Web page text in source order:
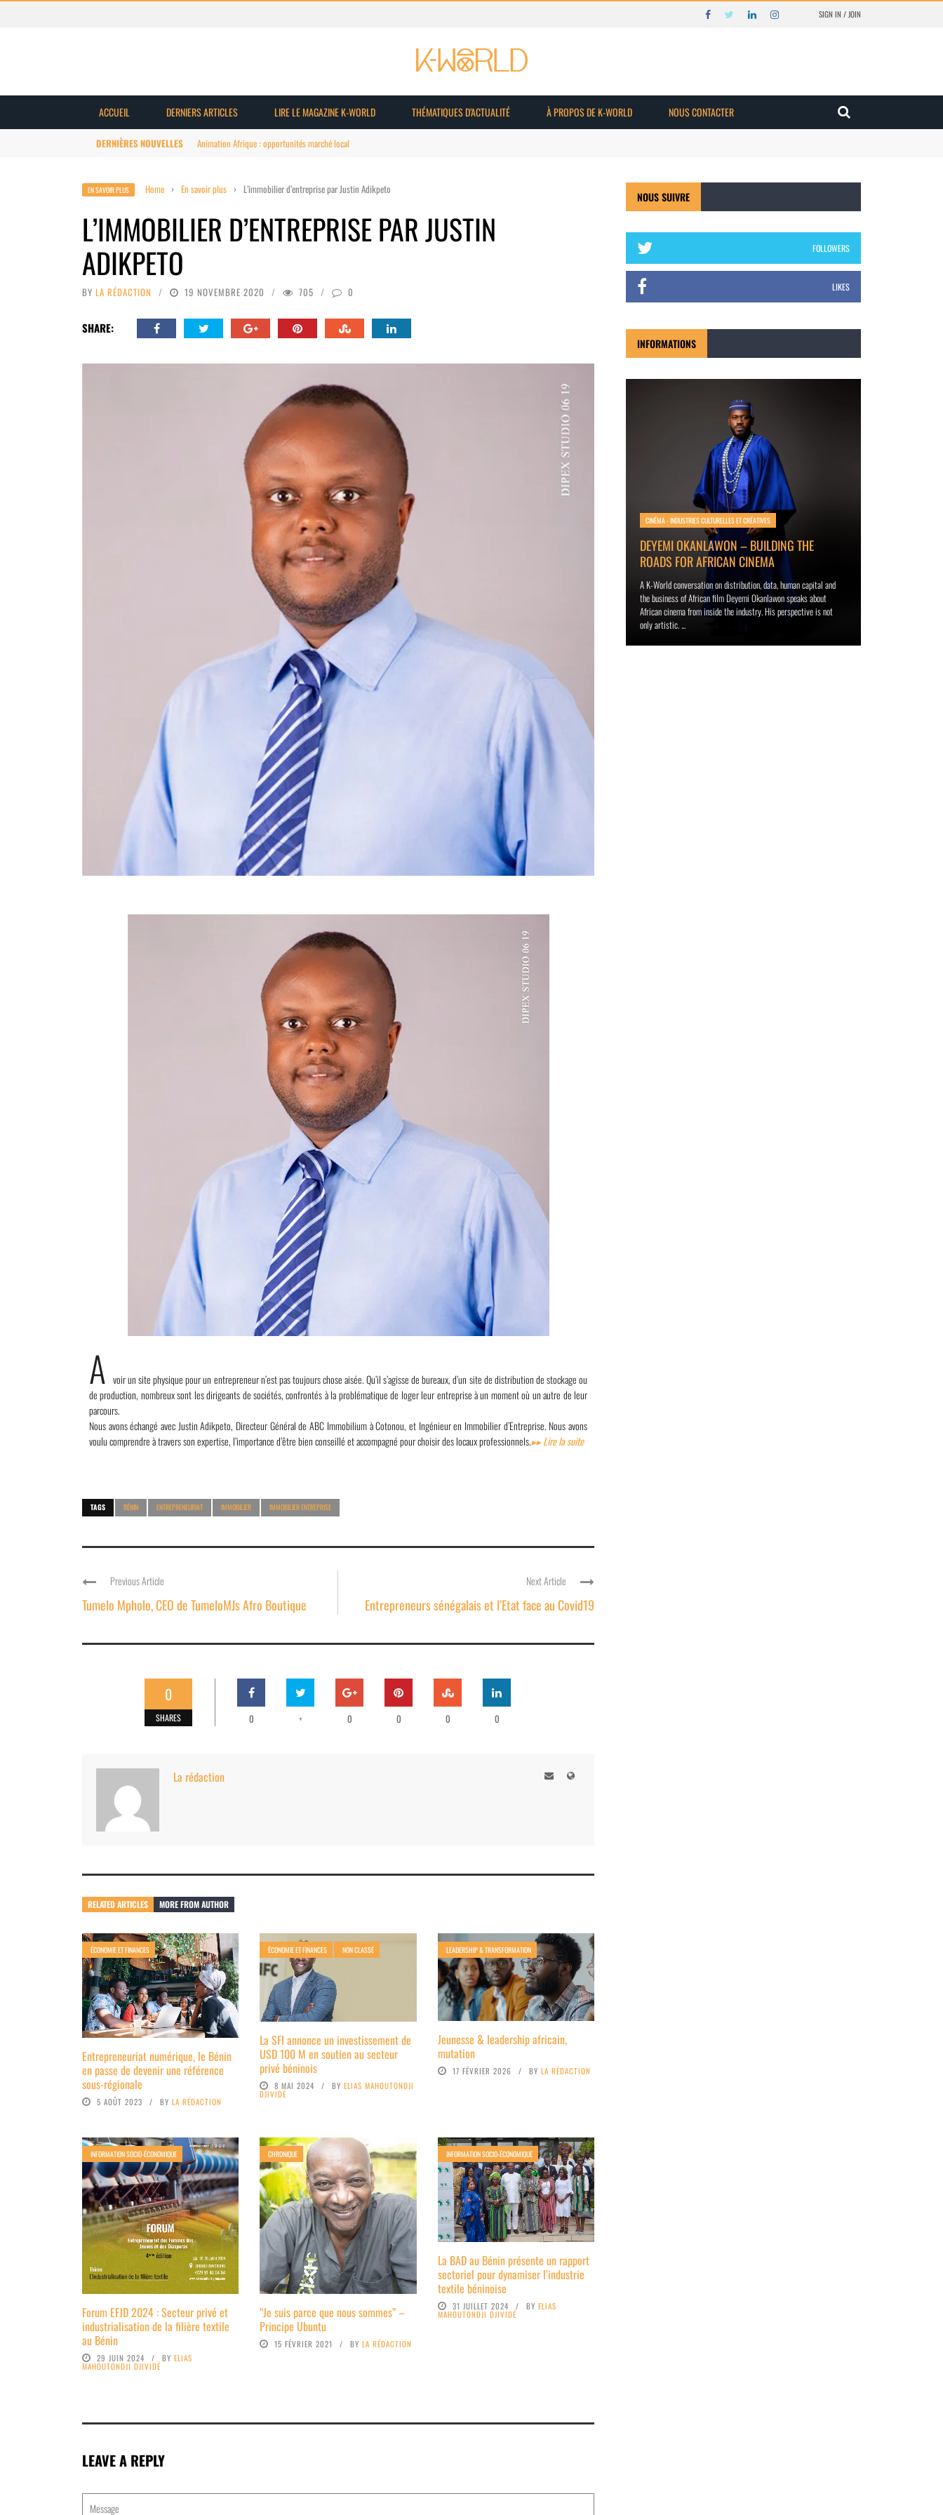
SIGN IN / JOIN
ACCUEIL DERNIERS ARTICLES LIRE LE MAGAZINE K-WORLD THÉMATIQUES D’ACTUALITÉ À PROPOS DE K-WORLD NOUS CONTACTER
DERNIÈRES NOUVELLES Animation Afrique : structuration du marché
EN SAVOIR PLUS Home › En savoir plus › L’immobilier d’entreprise par Justin Adikpeto
L’IMMOBILIER D’ENTREPRISE PAR JUSTIN
ADIKPETO
BY LA RÉDACTION 19 NOVEMBRE 2020 705 0
SHARE:
A voir un site physique pour un entrepreneur n’est pas toujours chose aisée. Qu’il s’agisse de bureaux, d’un site de distribution de stockage ou
de production, nombreux sont les dirigeants de sociétés, confrontés à la problématique de loger leur entreprise à un moment où un autre de leur
parcours.
Nous avons échangé avec Justin Adikpeto, Directeur Général de ABC Immobilium à Cotonou, et Ingénieur en Immobilier d’Entreprise. Nous avons
voulu comprendre à travers son expertise, l’importance d’être bien conseillé et accompagné pour choisir des locaux professionnels.▸▸ Lire la suite
TAGS BÉNIN ENTREPRENEURIAT IMMOBILIER IMMOBILIER ENTREPRISE
Previous Article
Tumelo Mpholo, CEO de TumeloMJs Afro Boutique
Next Article
Entrepreneurs sénégalais et l’Etat face au Covid19
0
SHARES 0 + 0 0 0 0
La rédaction
RELATED ARTICLES MORE FROM AUTHOR
ÉCONOMIE ET FINANCES
Entrepreneuriat numérique, le Bénin
en passe de devenir une référence
sous-régionale
5 AOÛT 2023 BY LA RÉDACTION
ÉCONOMIE ET FINANCES NON CLASSÉ
La SFI annonce un investissement de
USD 100 M en soutien au secteur
privé béninois
8 MAI 2024 BYELIAS MAHOUTONDJI
DJIVIDÉ
LEADERSHIP & TRANSFORMATION
Jeunesse & leadership africain,
mutation
17 FÉVRIER 2026 BY LA RÉDACTION
INFORMATION SOCIO-ÉCONOMIQUE
Forum EFJD 2024 : Secteur privé et
industrialisation de la filière textile
au Bénin
29 JUIN 2024 BY ELIAS
MAHOUTONDJI DJIVIDÉ
CHRONIQUE
“Je suis parce que nous sommes” –
Principe Ubuntu
15 FÉVRIER 2021 BYLA RÉDACTION
INFORMATION SOCIO-ÉCONOMIQUE
La BAD au Bénin présente un rapport
sectoriel pour dynamiser l’industrie
textile béninoise
31 JUILLET 2024 BY ELIAS
MAHOUTONDJI DJIVIDÉ
LEAVE A REPLY
NOUS SUIVRE
FOLLOWERS
LIKES
INFORMATIONS
Un marché de 20 milliards USD dont la valeur reste à capter. Le
cinéma africain combine une production déjà élevée et une
demande en forte croissance. Pourtant, une part importante ...
CINÉMA - INDUSTRIES CULTURELLES ET CRÉATIVES
DEYEMI OKANLAWON – BUILDING THE
ROADS FOR AFRICAN CINEMA
A K-World conversation on distribution, data, human capital and
the business of African film Deyemi Okanlawon speaks about
African cinema from inside the industry. His perspective is not
only artistic. ...